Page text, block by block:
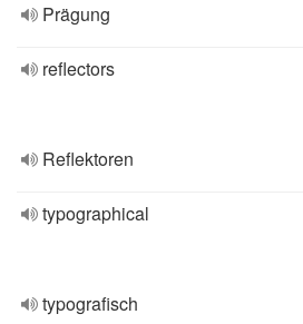
Prägung
reflectors
Reflektoren
typographical
typografisch